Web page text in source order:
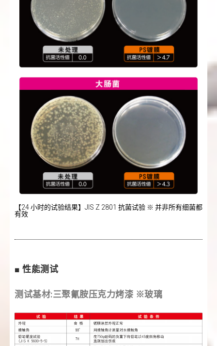
【24 小时的试验结果】JIS Z 2801 抗菌试验 ※ 并非所有细菌都
有效
■ 性能测试
测试基材:三聚氰胺压克力烤漆 ※玻璃